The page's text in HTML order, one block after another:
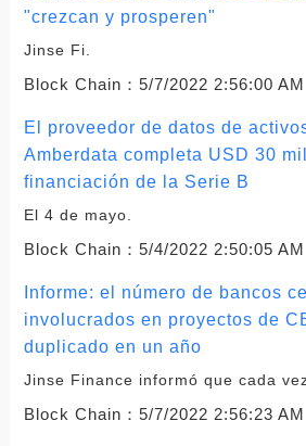
"crezcan y prosperen"
Jinse Fi.
Block Chain： 5/7/2022 2:56:00 AM
El proveedor de datos de
Amberdata completa USD 30
financiación de la Serie B
El 4 de mayo.
Block Chain： 5/4/2022 2:50:05 AM
Informe: el número de bancos
involucrados en proyectos de
duplicado en un año
Jinse Finance informó que cada
Block Chain： 5/7/2022 2:56:23 AM